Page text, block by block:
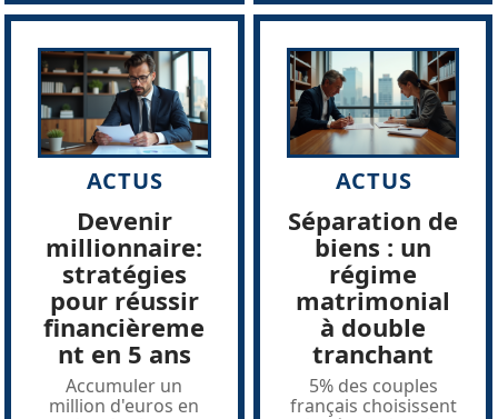
ACTUS
Devenir
millionnaire:
stratégies
pour réussir
financièreme
nt en 5 ans
Accumuler un
million d'euros en
ACTUS
Séparation de
biens : un
régime
matrimonial
à double
tranchant
5% des couples
français choisissent